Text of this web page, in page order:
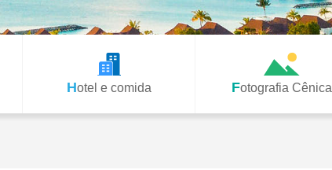
Hotel e comida Fotografia Cênica